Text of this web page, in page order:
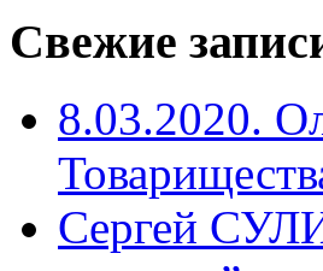
Свежие
8.03.2020.
Сергей